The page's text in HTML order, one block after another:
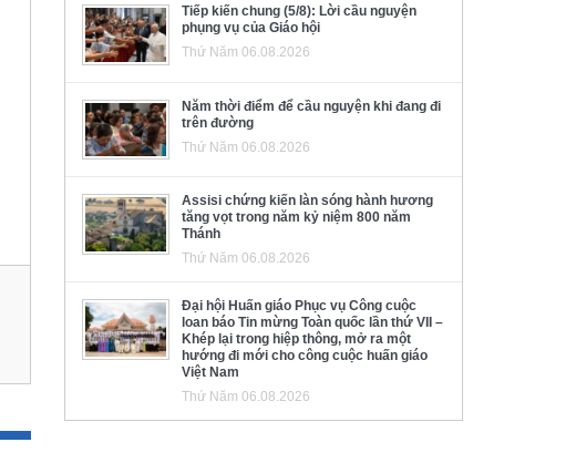
Tiếp kiến chung (5/8): Lời cầu nguyện
phụng vụ của Giáo hội
Thứ Năm 06.08.2026
Năm thời điểm để cầu nguyện khi đang đi
trên đường
Thứ Năm 06.08.2026
Assisi chứng kiến làn sóng hành hương
tăng vọt trong năm kỷ niệm 800 năm
Thánh
Thứ Năm 06.08.2026
Đại hội Huấn giáo Phục vụ Công cuộc
loan báo Tin mừng Toàn quốc lần thứ VII –
Khép lại trong hiệp thông, mở ra một
hướng đi mới cho công cuộc huấn giáo
Việt Nam
Thứ Năm 06.08.2026